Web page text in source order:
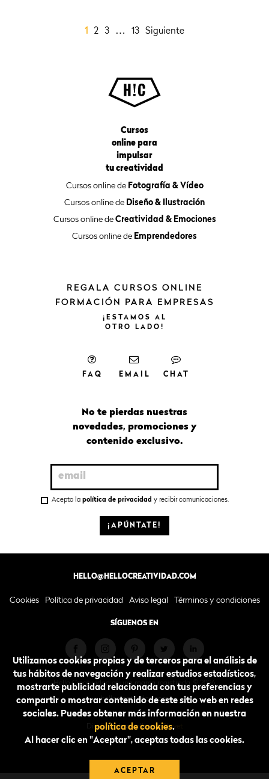
1 2 3 … 13 Siguiente
Cursos
online para
impulsar
tu creatividad
Cursos online de Fotografía & Vídeo
Cursos online de Diseño & Ilustración
Cursos online de Creatividad & Emociones
Cursos online de Emprendedores
REGALA CURSOS ONLINE
FORMACIÓN PARA EMPRESAS
No te pierdas nuestras
novedades, promociones y
contenido exclusivo.
Acepto la política de privacidad y recibir comunicaciones.
¡APÚNTATE!
¡ESTAMOS
AL
OTRO
LADO!
FAQ EMAIL CHAT
HELLO@HELLOCREATIVIDAD.COM
Cookies Política de privacidad Aviso legal Términos y condiciones
SÍGUENOS EN
Hello Creatividad es una marca registrada. © 2026.
hellocreatividad.com
Diseño y desarrollo porBlavet
Utilizamos cookies propias y de terceros para el análisis de
tus hábitos de navegación y realizar estudios estadísticos,
mostrarte publicidad relacionada con tus preferencias y
compartir o mostrar contenido de este sitio web en redes
sociales. Puedes obtener más información en nuestra
política de cookies.
Al hacer clic en "Aceptar", aceptas todas las cookies.
ACEPTAR